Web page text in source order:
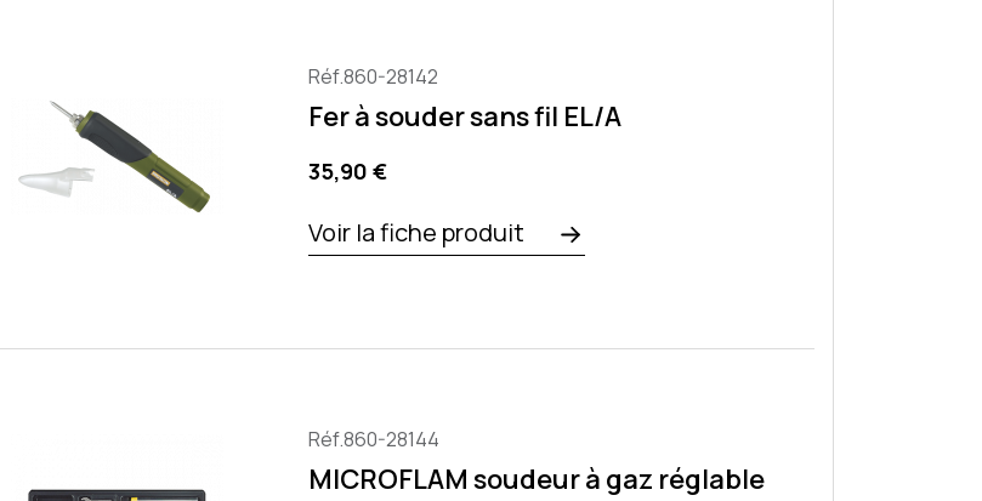
Réf.860-28142
Fer à souder sans fil EL/A
Precio
35,90 €
Voir la fiche produit
Réf.860-28144
MICROFLAM soudeur à gaz réglable